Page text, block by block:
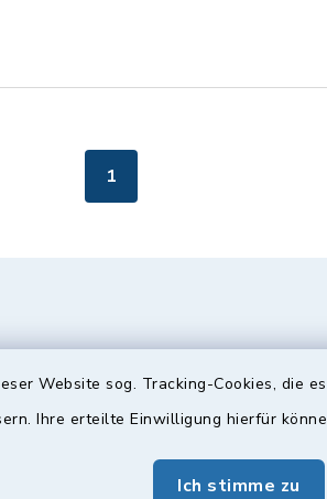
Website sog. Tracking-Cookies, die
Ihre erteilte Einwilligung hierfür
Ich stimme zu
1